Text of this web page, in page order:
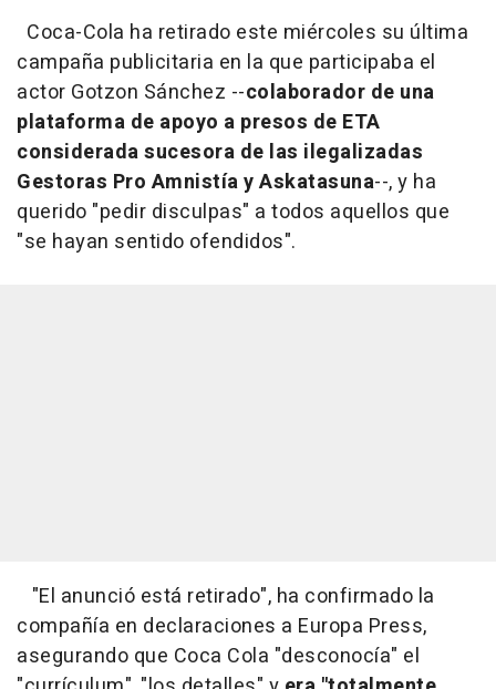
Coca-Cola ha retirado este miércoles su última
campaña publicitaria en la que participaba el
actor Gotzon Sánchez --colaborador de una
plataforma de apoyo a presos de ETA
considerada sucesora de las ilegalizadas
Gestoras Pro Amnistía y Askatasuna--, y ha
querido "pedir disculpas" a todos aquellos que
"se hayan sentido ofendidos".
"El anunció está retirado", ha confirmado la
compañía en declaraciones a Europa Press,
asegurando que Coca Cola "desconocía" el